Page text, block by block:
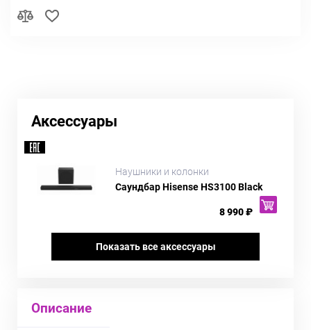
Аксессуары
Наушники и колонки
Саундбар Hisense HS3100 Black
8 990 ₽
Показать все аксессуары
Описание